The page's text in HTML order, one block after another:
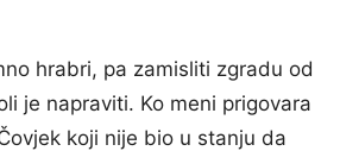
hrabri, pa zamisliti zgradu od
je napraviti. Ko meni prigovara
koji nije bio u stanju da